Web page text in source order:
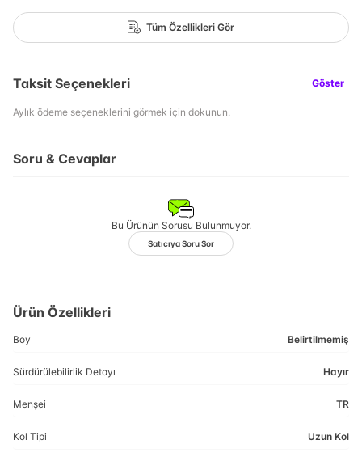
Tüm Özellikleri Gör
Taksit Seçenekleri Göster
Aylık ödeme seçeneklerini görmek için dokunun.
Soru & Cevaplar
Bu Ürünün Sorusu Bulunmuyor.
Satıcıya Soru Sor
Ürün Özellikleri
Boy Belirtilmemiş
Sürdürülebilirlik Detayı Hayır
Menşei TR
Kol Tipi Uzun Kol